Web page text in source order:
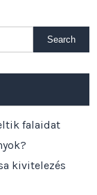
falaidat
kivitelezés